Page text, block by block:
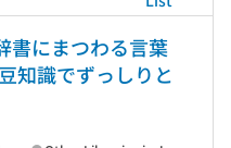
書にまつわる言葉
知識でずっしりと